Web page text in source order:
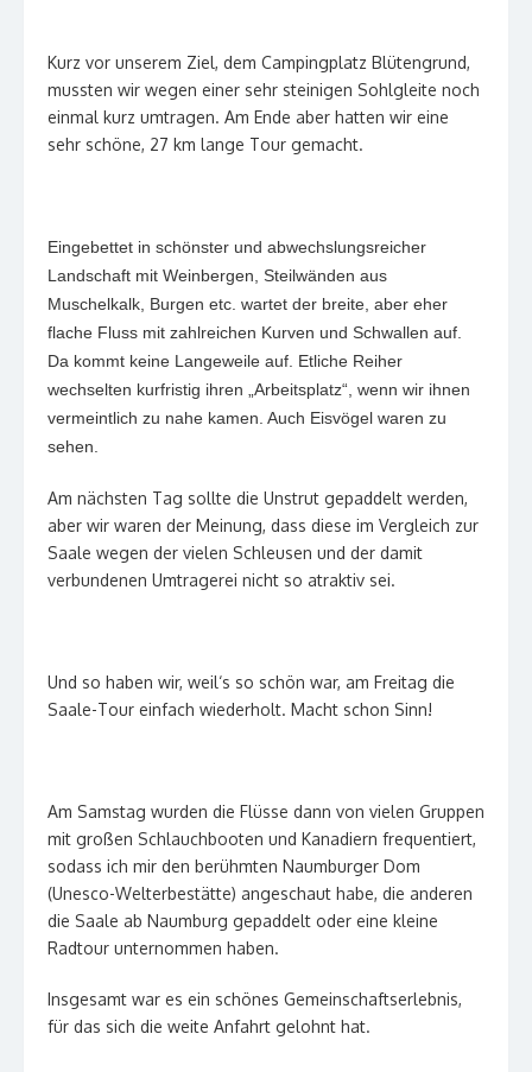
Kurz vor unserem Ziel, dem Campingplatz Blütengrund,
mussten wir wegen einer sehr steinigen Sohlgleite noch
einmal kurz umtragen. Am Ende aber hatten wir eine
sehr schöne, 27 km lange Tour gemacht.
Eingebettet in schönster und abwechslungsreicher
Landschaft mit Weinbergen, Steilwänden aus
Muschelkalk, Burgen etc. wartet der breite, aber eher
flache Fluss mit zahlreichen Kurven und Schwallen auf.
Da kommt keine Langeweile auf. Etliche Reiher
wechselten kurfristig ihren „Arbeitsplatz“, wenn wir ihnen
vermeintlich zu nahe kamen. Auch Eisvögel waren zu
sehen.
Am nächsten Tag sollte die Unstrut gepaddelt werden,
aber wir waren der Meinung, dass diese im Vergleich zur
Saale wegen der vielen Schleusen und der damit
verbundenen Umtragerei nicht so atraktiv sei.
Und so haben wir, weil‘s so schön war, am Freitag die
Saale-Tour einfach wiederholt. Macht schon Sinn!
Am Samstag wurden die Flüsse dann von vielen Gruppen
mit großen Schlauchbooten und Kanadiern frequentiert,
sodass ich mir den berühmten Naumburger Dom
(Unesco-Welterbestätte) angeschaut habe, die anderen
die Saale ab Naumburg gepaddelt oder eine kleine
Radtour unternommen haben.
Insgesamt war es ein schönes Gemeinschaftserlebnis,
für das sich die weite Anfahrt gelohnt hat.